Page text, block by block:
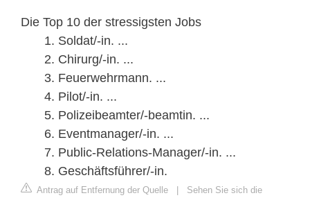
Die Top 10 der stressigsten Jobs
Soldat/-in. ...
Chirurg/-in. ...
Feuerwehrmann. ...
Pilot/-in. ...
Polizeibeamter/-beamtin. ...
Eventmanager/-in. ...
Public-Relations-Manager/-in. ...
Geschäftsführer/-in.
Antrag auf Entfernung der Quelle | Sehen Sie sich die